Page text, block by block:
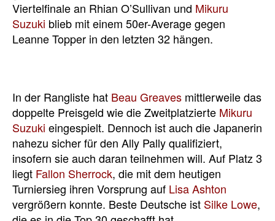
Viertelfinale an Rhian O’Sullivan und Mikuru
Suzuki blieb mit einem 50er-Average gegen
Leanne Topper in den letzten 32 hängen.
In der Rangliste hat Beau Greaves mittlerweile das
doppelte Preisgeld wie die Zweitplatzierte Mikuru
Suzuki eingespielt. Dennoch ist auch die Japanerin
nahezu sicher für den Ally Pally qualifiziert,
insofern sie auch daran teilnehmen will. Auf Platz 3
liegt Fallon Sherrock, die mit dem heutigen
Turniersieg ihren Vorsprung auf Lisa Ashton
vergrößern konnte. Beste Deutsche ist Silke Lowe,